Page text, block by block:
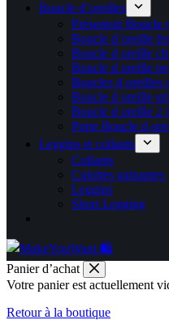
Boucle d’oreilles
Présentoir Boucle
Boucle d’oreille
Boucle d oreille
Boucle d oreille
Boucles d oreilles
Boucle d oreille
Boucle d oreille 2
Porte Boucle d
Leggins et collants
Collants
Culottes gainantes
Leggins
Short Legging
Panier d’achat
Votre panier est actuellement
Retour à la boutique